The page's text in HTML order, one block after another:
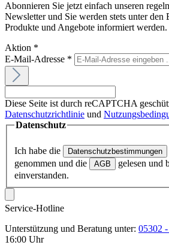
Abonnieren Sie jetzt einfach unseren
Newsletter und Sie werden stets unter den
Produkte und Angebote informiert werden.
Aktion *
E-Mail-Adresse *
Diese Seite ist durch reCAPTCHA
Datenschutzrichtlinie und
Datenschutz
Ich habe die Datenschutzbestimmungen
genommen und die
AGB
gelesen und
einverstanden.
Service-Hotline
Unterstützung und Beratung unter: 05302
16:00 Uhr